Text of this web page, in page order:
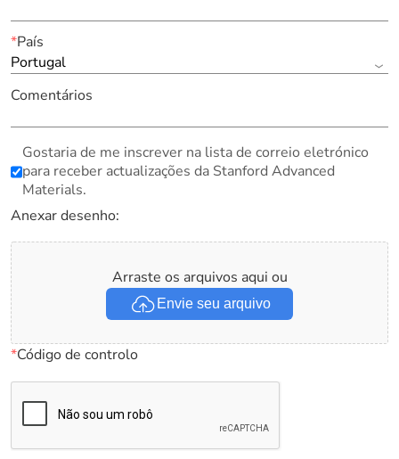
*País
Portugal
Comentários
Gostaria de me inscrever na lista de correio eletrónico
para receber actualizações da Stanford Advanced
Materials.
Anexar desenho:
Arraste os arquivos aqui ou
Envie seu arquivo
*Código de controlo